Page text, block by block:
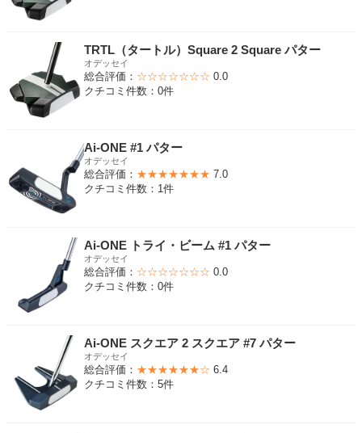
TRTL（タートル）Square 2 Square パター
オデッセイ
総合評価： ☆☆☆☆☆☆☆ 0.0
クチコミ件数：0件
Ai-ONE #1 パター
オデッセイ
総合評価： ★★★★★★★ 7.0
クチコミ件数：1件
Ai-ONE トライ・ビーム #1 パター
オデッセイ
総合評価： ☆☆☆☆☆☆☆ 0.0
クチコミ件数：0件
Ai-ONE スクエア 2 スクエア #7 パター
オデッセイ
総合評価： ★★★★★★☆ 6.4
クチコミ件数：5件